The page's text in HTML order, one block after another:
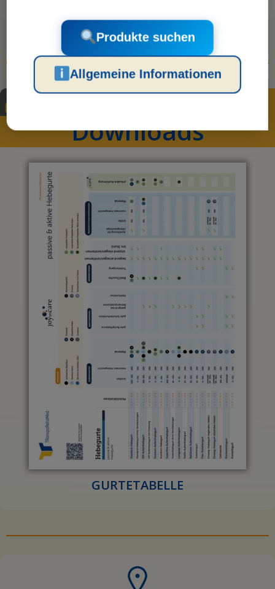
Downloads
GURTETABELLE
Produkte suchen
Allgemeine Informationen